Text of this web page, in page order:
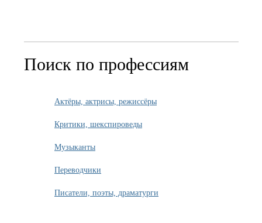
Поиск по профессиям
Актёры, актрисы, режиссёры
Критики, шекспироведы
Музыканты
Переводчики
Писатели, поэты, драматурги